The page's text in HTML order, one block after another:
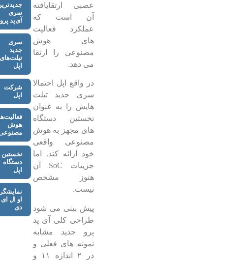
عصبی ارتقایافته
آن است که
عملکرد فعالیت
های هوش
مصنوعی را ارتقا
می دهد.
در واقع اپل احتمالا
سری جدید تبلت
هایش را به عنوان
نخستین دستگاه
های مجهز به هوش
مصنوعی واقعی
خود ارائه کند. اما
جزییات SoC آن
هنوز مشخص
نیست.
پیش بینی می شود
طراحی کلی آی پد
پرو جدید مشابه
نمونه های فعلی و
در ۲ اندازه ۱۱ و
سری
آی‌پد پرو
سری
جدید
اپل
شرکت
اپل
هوش
نخستین
دستگاه
اپل
او ال ای
دی